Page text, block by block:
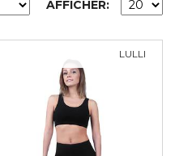
AFFICHER:
LULLI